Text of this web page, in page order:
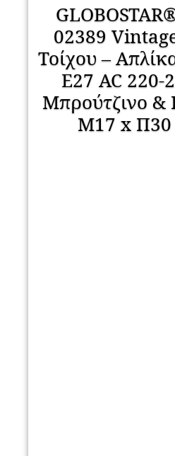
02389
Τοίχου –
E27 AC 220-
Μπρούτζινο
Μ17 x Π30